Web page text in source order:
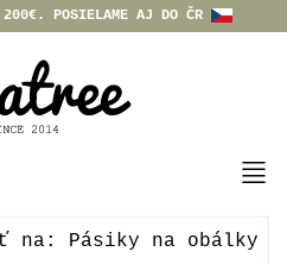
200€. POSIELAME AJ DO ČR
na: Pásiky na obálky